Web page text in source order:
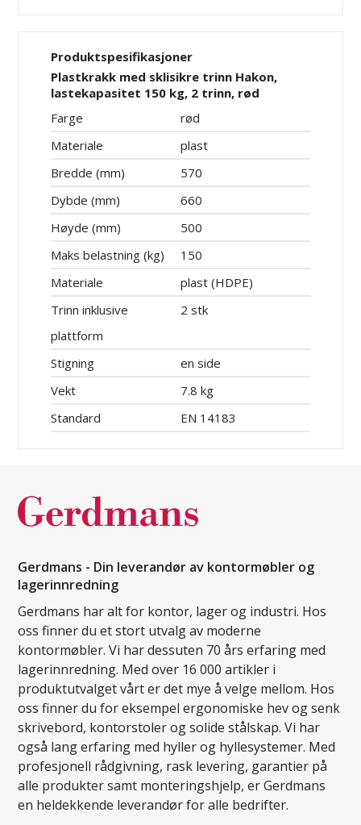
Produktspesifikasjoner
Plastkrakk med sklisikre trinn Hakon,
lastekapasitet 150 kg, 2 trinn, rød
Farge
rød
Materiale
plast
Bredde (mm)
570
Dybde (mm)
660
Høyde (mm)
500
Maks belastning (kg)
150
Materiale
plast (HDPE)
Trinn inklusive
plattform
2 stk
Stigning
en side
Vekt
7.8 kg
Standard
EN 14183
Gerdmans - Din leverandør av kontormøbler og
lagerinnredning
Gerdmans har alt for kontor, lager og industri. Hos
oss finner du et stort utvalg av moderne
kontormøbler. Vi har dessuten 70 års erfaring med
lagerinnredning. Med over 16 000 artikler i
produktutvalget vårt er det mye å velge mellom. Hos
oss finner du for eksempel ergonomiske hev og senk
skrivebord, kontorstoler og solide stålskap. Vi har
også lang erfaring med hyller og hyllesystemer. Med
profesjonell rådgivning, rask levering, garantier på
alle produkter samt monteringshjelp, er Gerdmans
en heldekkende leverandør for alle bedrifter.